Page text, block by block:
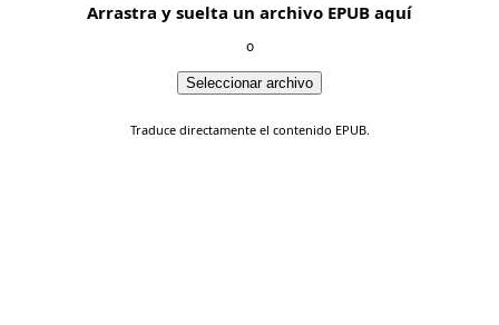
Arrastra y suelta un archivo EPUB aquí
o
Seleccionar archivo
Traduce directamente el contenido EPUB.